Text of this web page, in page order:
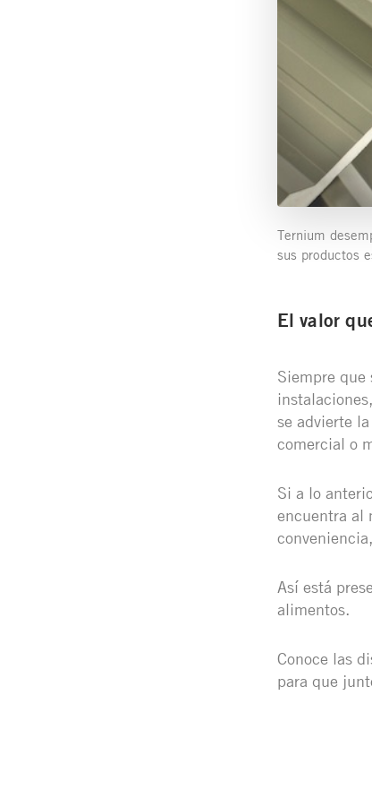
Ternium
sus productos
El valor
Siempre que
se advierte
comercial o
Si a lo
encuentra al
Así está
alimentos.
Conoce las
para que